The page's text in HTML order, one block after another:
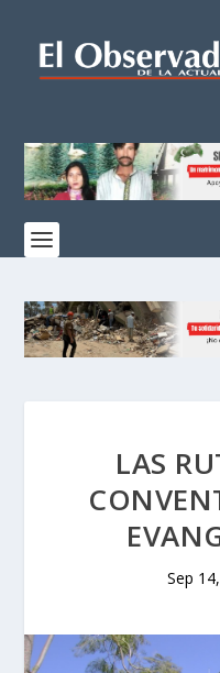
LAS
Sep